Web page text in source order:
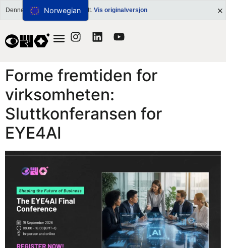
Denne siden er maskinoversatt. Vis originalversjon
rett need
innholdet
Forme fremtiden for
virksomheten:
Sluttkonferansen for
EYE4AI
Norwegian